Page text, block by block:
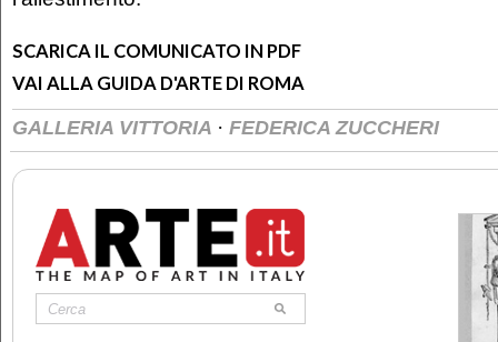
SCARICA IL COMUNICATO IN PDF
VAI ALLA GUIDA D'ARTE DI ROMA
GALLERIA VITTORIA · FEDERICA ZUCCHERI